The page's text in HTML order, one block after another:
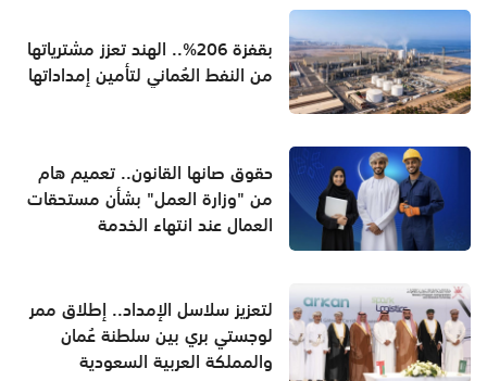
بقفزة 206%.. الهند تعزز مشترياتها
من النفط العُماني لتأمين إمداداتها
حقوق صانها القانون.. تعميم هام
من "وزارة العمل" بشأن مستحقات
العمال عند انتهاء الخدمة
لتعزيز سلاسل الإمداد.. إطلاق ممر
لوجستي بري بين سلطنة عُمان
والمملكة العربية السعودية